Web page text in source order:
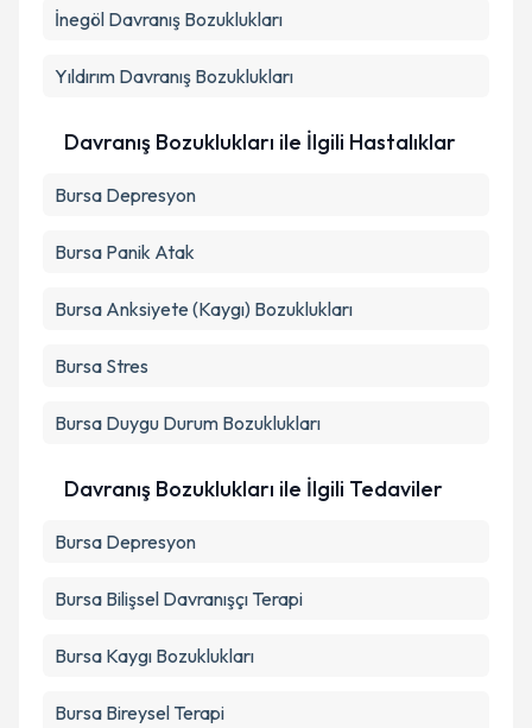
İnegöl Davranış Bozuklukları
Yıldırım Davranış Bozuklukları
Davranış Bozuklukları ile İlgili Hastalıklar
Bursa Depresyon
Bursa Panik Atak
Bursa Anksiyete (Kaygı) Bozuklukları
Bursa Stres
Bursa Duygu Durum Bozuklukları
Davranış Bozuklukları ile İlgili Tedaviler
Bursa Depresyon
Bursa Bilişsel Davranışçı Terapi
Bursa Kaygı Bozuklukları
Bursa Bireysel Terapi